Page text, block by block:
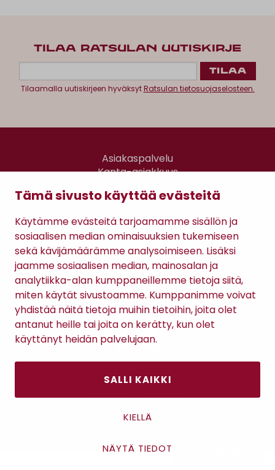
Tämä sivusto käyttää evästeitä
Käytämme evästeitä tarjoamamme sisällön ja
sosiaalisen median ominaisuuksien tukemiseen
sekä kävijämäärämme analysoimiseen. Lisäksi
jaamme sosiaalisen median, mainosalan ja
analytiikka-alan kumppaneillemme tietoja siitä,
miten käytät sivustoamme. Kumppanimme voivat
yhdistää näitä tietoja muihin tietoihin, joita olet
antanut heille tai joita on kerätty, kun olet
käyttänyt heidän palvelujaan.
SALLI KAIKKI
KIELLÄ
NÄYTÄ TIEDOT
TILAA RATSULAN UUTISKIRJE
Tilaamalla uutiskirjeen hyväksytRatsulan tietosuojaselosteen.
Asiakaspalvelu
Kanta-asiakkuus
Gomee Ratsula Café
Antinkatu 17, 28100 Pori
Sopimusehdot
Tietosuojaseloste
Maksutavat